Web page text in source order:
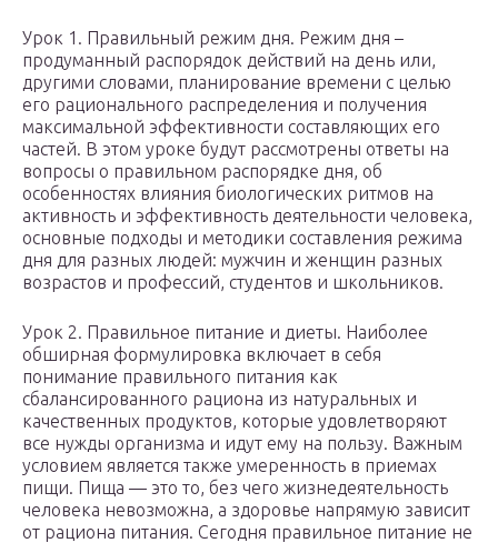
Урок 1. Правильный режим дня. Режим дня –
продуманный распорядок действий на день или,
другими словами, планирование времени с целью
его рационального распределения и получения
максимальной эффективности составляющих его
частей. В этом уроке будут рассмотрены ответы на
вопросы о правильном распорядке дня, об
особенностях влияния биологических ритмов на
активность и эффективность деятельности человека,
основные подходы и методики составления режима
дня для разных людей: мужчин и женщин разных
возрастов и профессий, студентов и школьников.
Урок 2. Правильное питание и диеты. Наиболее
обширная формулировка включает в себя
понимание правильного питания как
сбалансированного рациона из натуральных и
качественных продуктов, которые удовлетворяют
все нужды организма и идут ему на пользу. Важным
условием является также умеренность в приемах
пищи. Пища — это то, без чего жизнедеятельность
человека невозможна, а здоровье напрямую зависит
от рациона питания. Сегодня правильное питание не